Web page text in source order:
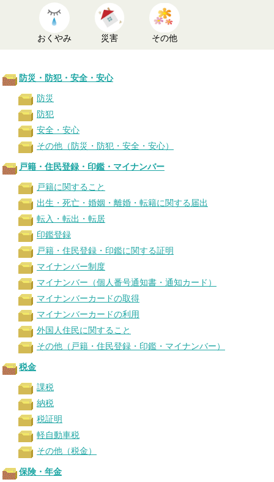
おくやみ 災害 その他
防災・防犯・安全・安心
防災
防犯
安全・安心
その他（防災・防犯・安全・安心）
戸籍・住民登録・印鑑・マイナンバー
戸籍に関すること
出生・死亡・婚姻・離婚・転籍に関する届出
転入・転出・転居
印鑑登録
戸籍・住民登録・印鑑に関する証明
マイナンバー制度
マイナンバー（個人番号通知書・通知カード）
マイナンバーカードの取得
マイナンバーカードの利用
外国人住民に関すること
その他（戸籍・住民登録・印鑑・マイナンバー）
税金
課税
納税
税証明
軽自動車税
その他（税金）
保険・年金